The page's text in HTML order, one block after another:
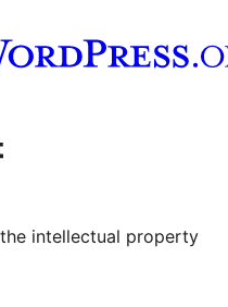
Kanal besuchen
Tumblr-Konto besuchen
intellectual property